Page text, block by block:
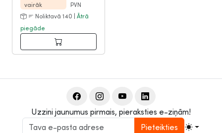
vairāk
PVN
Noliktavā 140 | Ātrā
piegāde
Uzzini jaunumus pirmais, pieraksties e-ziņām!
Pieteikties